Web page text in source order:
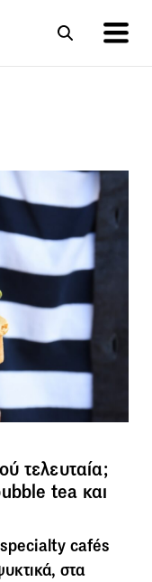
τελευταία;
tea και
specialty cafés
στα